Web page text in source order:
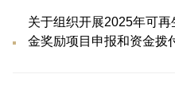
关于组织开展2025年可
金奖励项目申报和资金拨